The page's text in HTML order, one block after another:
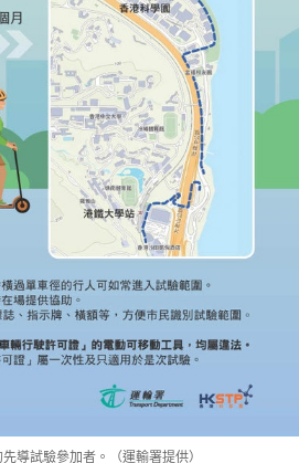
導試驗參加者。（運輸署提供）